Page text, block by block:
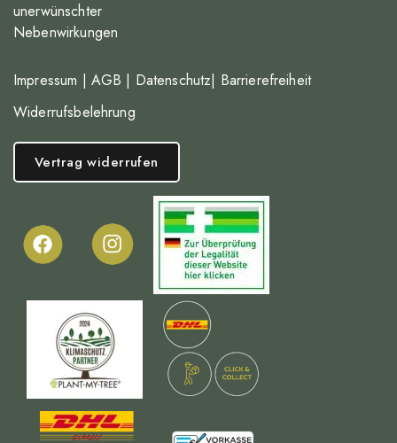
unerwünschter
Nebenwirkungen
Impressum | AGB | Datenschutz| Barrierefreiheit
Widerrufsbelehrung
Vertrag widerrufen